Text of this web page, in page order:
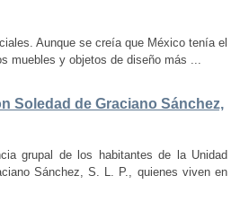
Aunque se creía que México tenía el
muebles y objetos de diseño más ...
Soledad de Graciano Sánchez,
grupal de los habitantes de la Unidad
Sánchez, S. L. P., quienes viven en